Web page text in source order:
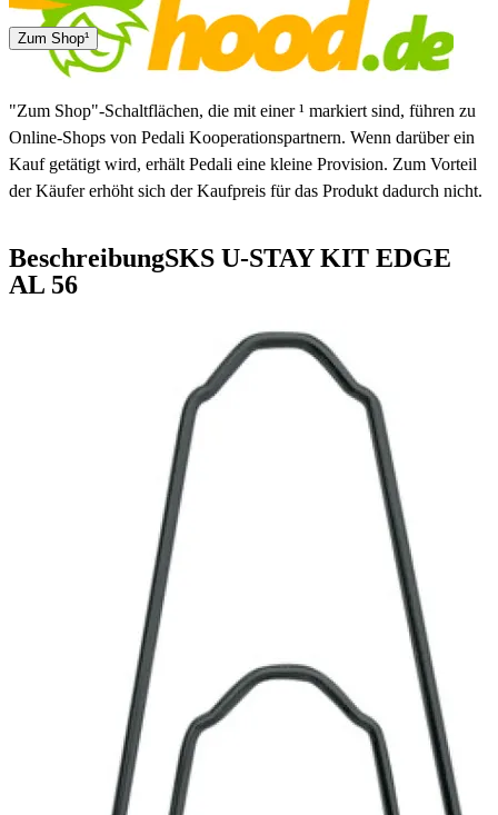
1 - 4 Tage
Zum Shop¹
"Zum Shop"-Schaltflächen, die mit einer ¹ markiert sind, führen zu
Online-Shops von Pedali Kooperationspartnern. Wenn darüber ein
Kauf getätigt wird, erhält Pedali eine kleine Provision. Zum Vorteil
der Käufer erhöht sich der Kaufpreis für das Produkt dadurch nicht.
BeschreibungSKS U-STAY KIT EDGE
AL 56